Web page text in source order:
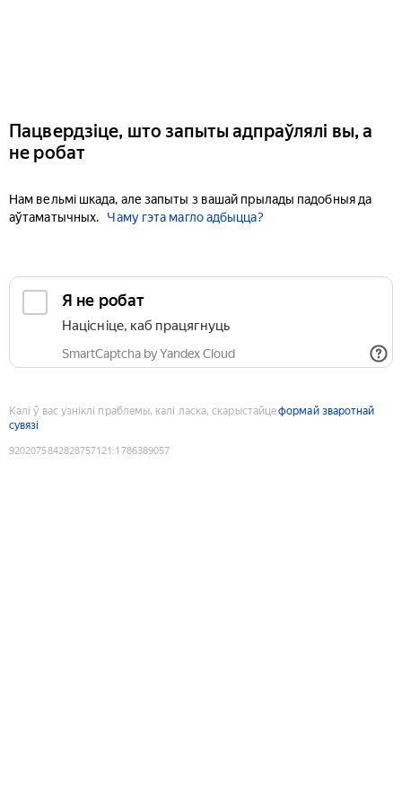
Пацвердзіце, што запыты адпраўлялі вы, а
не робат
Нам вельмі шкада, але запыты з вашай прылады падобныя да
аўтаматычных.
Чаму гэта магло адбыцца?
Я не робат
Націсніце, каб працягнуць
SmartCaptcha by Yandex Cloud
Калі ў вас узніклі праблемы, калі ласка, скарыстайцеформай зваротнай
сувязі
9202075842828757121 :1786389057